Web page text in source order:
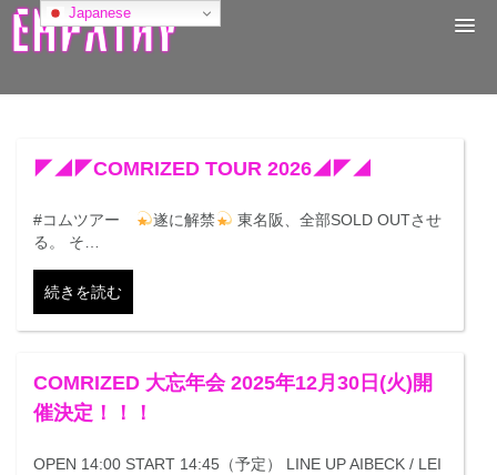
コ
テ
ツ
◤◢◤COMRIZED TOUR 2026◢◤◢
#コムツアー 遂に解禁
東名阪、全部SOLD OUTさせ
る。 そ…
続きを読む
COMRIZED 大忘年会 2025年12月30日(火)開
催決定！！！
OPEN 14:00 START 14:45（予定） LINE UP AIBECK / LEI
Japanese